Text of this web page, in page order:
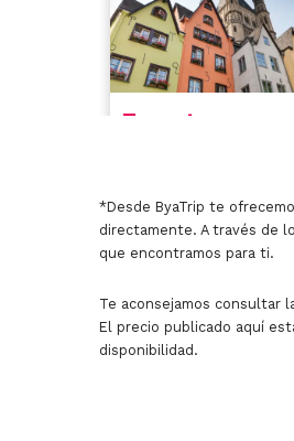
*Desde ByaTrip te
directamente. A través de
que encontramos para ti.
Te aconsejamos consultar
El precio publicado aquí
disponibilidad.